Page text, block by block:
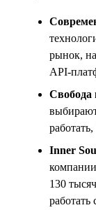
рынок,
API-
Свобода
Inner
130
работать